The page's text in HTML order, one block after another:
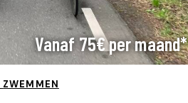
Vanaf 75€ per maand*
ZWEMMEN